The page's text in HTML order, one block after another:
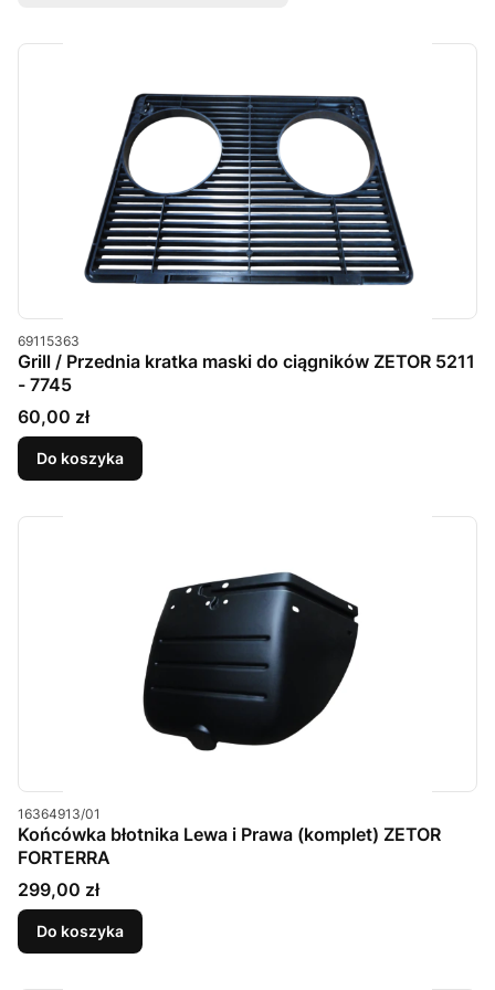
Kod produktu
69115363
Grill / Przednia kratka maski do ciągników ZETOR 5211
- 7745
Cena
60,00 zł
Do koszyka
Kod produktu
16364913/01
Końcówka błotnika Lewa i Prawa (komplet) ZETOR
FORTERRA
Cena
299,00 zł
Do koszyka